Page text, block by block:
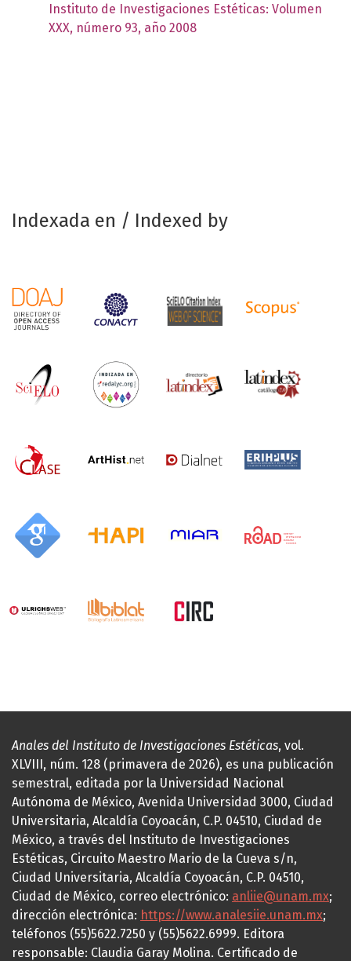
Instituto de Investigaciones Estéticas: Volumen
XXX, número 93, año 2008
Indexada en / Indexed by
Anales del Instituto de Investigaciones Estéticas, vol.
XLVIII, núm. 128 (primavera de 2026), es una publicación
semestral, editada por la Universidad Nacional
Autónoma de México, Avenida Universidad 3000, Ciudad
Universitaria, Alcaldía Coyoacán, C.P. 04510, Ciudad de
México, a través del Instituto de Investigaciones
Estéticas, Circuito Maestro Mario de la Cueva s/n,
Ciudad Universitaria, Alcaldía Coyoacán, C.P. 04510,
Ciudad de México, correo electrónico: anliie@unam.mx;
dirección electrónica: https://www.analesiie.unam.mx;
teléfonos (55)5622.7250 y (55)5622.6999. Editora
responsable: Claudia Garay Molina. Certificado de